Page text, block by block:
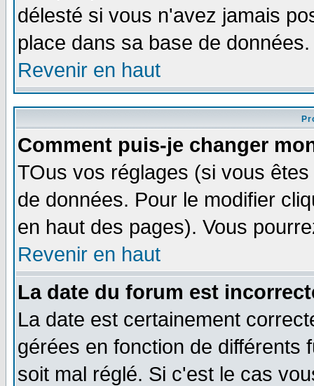
délesté si vous n'avez jamais
place dans sa base de
Revenir en haut
Comment puis-je changer
TOus vos réglages (si vous
de données. Pour le modifier
en haut des pages). Vous
Revenir en haut
La date du forum est
La date est certainement
gérées en fonction de différents
soit mal réglé. Si c'est le cas